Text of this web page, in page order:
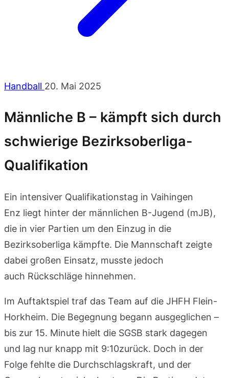
Handball 20. Mai 2025
Männliche B – kämpft sich durch
schwierige Bezirksoberliga-
Qualifikation
Ein intensiver Qualifikationstag in Vaihingen
Enz liegt hinter der männlichen B-Jugend (mJB),
die in vier Partien um den Einzug in die
Bezirksoberliga kämpfte. Die Mannschaft zeigte
dabei großen Einsatz, musste jedoch
auch Rückschläge hinnehmen.
Im Auftaktspiel traf das Team auf die JHFH Flein-
Horkheim. Die Begegnung begann ausgeglichen –
bis zur 15. Minute hielt die SGSB stark dagegen
und lag nur knapp mit 9:10zurück. Doch in der
Folge fehlte die Durchschlagskraft, und der